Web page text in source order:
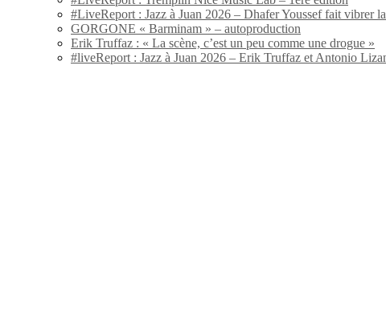
#LiveReport : Jazz à Juan 2026 – Dhafer Youssef fait vibrer
GORGONE « Barminam » – autoproduction
Erik Truffaz : « La scène, c’est un peu comme une drogue »
#liveReport : Jazz à Juan 2026 – Erik Truffaz et Antonio